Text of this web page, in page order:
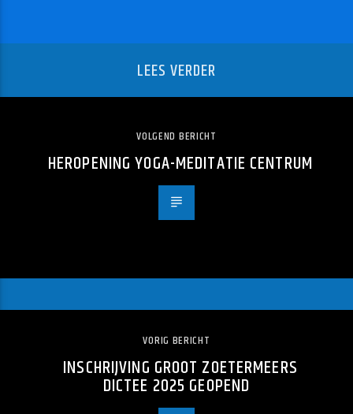
LEES VERDER
VOLGEND BERICHT
HEROPENING YOGA-MEDITATIE CENTRUM
VORIG BERICHT
INSCHRIJVING GROOT ZOETERMEERS
DICTEE 2025 GEOPEND